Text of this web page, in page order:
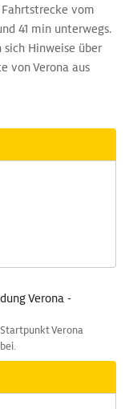
vom
41 min unterwegs.
sich Hinweise über
von Verona aus
Verona -
Verona